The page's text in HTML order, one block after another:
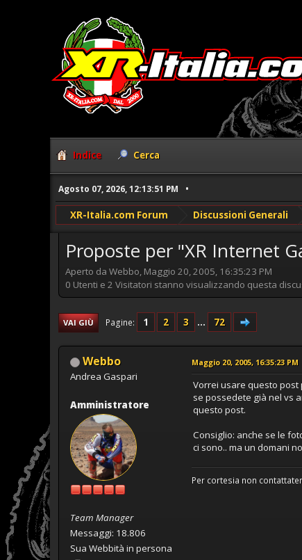
Indice Cerca
Agosto 07, 2026, 12:13:51 PM
XR-Italia.com Forum Discussioni Generali
Proposte per "XR Internet
Aperto da Webbo, Maggio 20, 2005, 16:35:23 PM
0 Utenti e 2 Visitatori stanno visualizzando questa
VAI GIÙ Pagine 1 2 3 ... 72
Webbo
Andrea Gaspari
Amministratore
Team Manager
Messaggi: 18.806
Sua Webbità in persona
Maggio 20, 2005, 16:35:23 PM
Vorrei usare questo post
se possedete già nel vs
questo post.
Consiglio: anche se le
ci sono.. ma un domani
Per cortesia non